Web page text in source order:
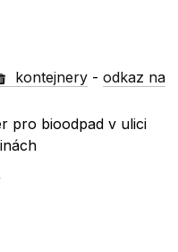
kontejnery -odkaz na
pro bioodpad v ulici